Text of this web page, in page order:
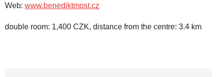
Web: www.benediktmost.cz
double room: 1,400 CZK, distance from the centre: 3.4 km